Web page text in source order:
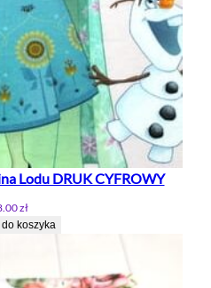
Lodu DRUK CYFROWY
zł
koszyka